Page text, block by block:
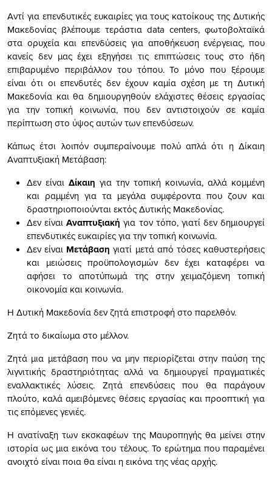
Αντί για επενδυτικές ευκαιρίες για τους κατοίκους της Δυτικής
Μακεδονίας βλέπουμε τεράστια data centers, φωτοβολταϊκά
στα ορυχεία και επενδύσεις για αποθήκευση ενέργειας, που
κανείς δεν μας έχει εξηγήσει τις επιπτώσεις τους στο ήδη
επιβαρυμένο περιβάλλον του τόπου. Το μόνο που ξέρουμε
είναι ότι οι επενδυτές δεν έχουν καμία σχέση με τη Δυτική
Μακεδονία και θα δημιουργηθούν ελάχιστες θέσεις εργασίας
για την τοπική κοινωνία, που δεν αντιστοιχούν σε καμία
περίπτωση στο ύψος αυτών των επενδύσεων.
Κάπως έτσι λοιπόν συμπεραίνουμε πολύ απλά ότι η Δίκαιη
Αναπτυξιακή Μετάβαση:
Δεν είναι Δίκαιη για την τοπική κοινωνία, αλλά κομμένη
και ραμμένη για τα μεγάλα συμφέροντα που ζουν και
δραστηριοποιούνται εκτός Δυτικής Μακεδονίας.
Δεν είναιΑναπτυξιακήγια τον τόπο, γιατί δεν δημιουργεί
επενδυτικές ευκαιρίες για την τοπική κοινωνία.
Δεν είναι Μετάβαση γιατί μετά από τόσες καθυστερήσεις
και μειώσεις προϋπολογισμών δεν έχει καταφέρει να
αφήσει το αποτύπωμά της στην χειμαζόμενη τοπική
οικονομία και κοινωνία.
Η Δυτική Μακεδονία δεν ζητά επιστροφή στο παρελθόν.
Ζητά το δικαίωμα στο μέλλον.
Ζητά μια μετάβαση που να μην περιορίζεται στην παύση της
λιγνιτικής δραστηριότητας αλλά να δημιουργεί πραγματικές
εναλλακτικές λύσεις. Ζητά επενδύσεις που θα παράγουν
πλούτο, καλά αμειβόμενες θέσεις εργασίας και προοπτική για
τις επόμενες γενιές.
Η ανατίναξη των εκσκαφέων της Μαυροπηγής θα μείνει στην
ιστορία ως μια εικόνα του τέλους. Το ερώτημα που παραμένει
ανοιχτό είναι ποια θα είναι η εικόνα της νέας αρχής.